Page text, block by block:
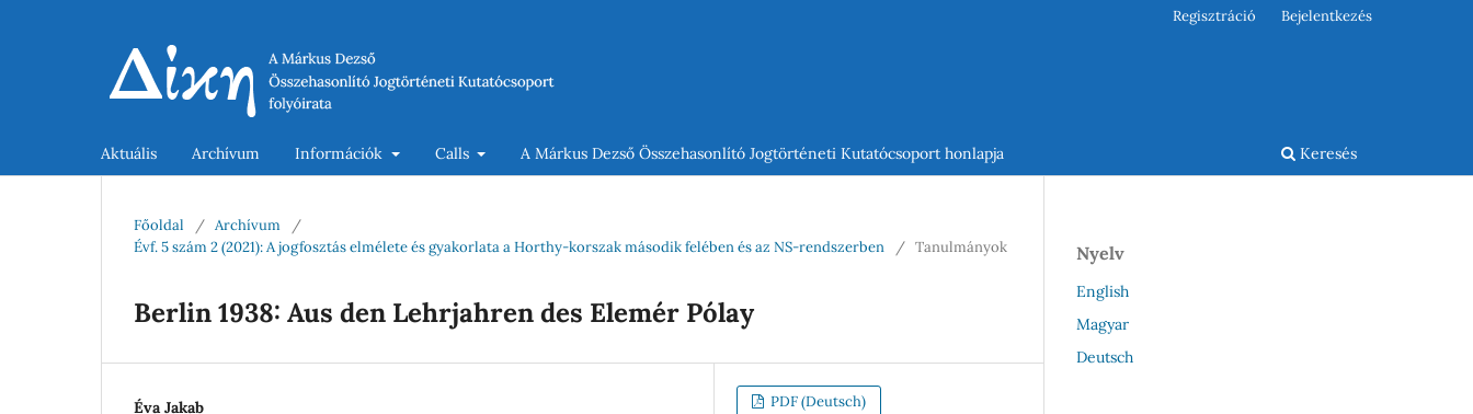
Aktuális Archívum Információk Calls A Márkus Dezső Összehasonlító Jogtörténeti Kutatócsoport honlapja Keresés
Regisztráció Bejelentkezés
Főoldal / Archívum
/
Évf. 5 szám 2 (2021): A jogfosztás elmélete és gyakorlata a Horthy-korszak második felében és az NS-rendszerben
/ Tanulmányok
Berlin 1938: Aus den Lehrjahren des Elemér Pólay
Éva Jakab PDF (Deutsch)
Nyelv
English
Magyar
Deutsch